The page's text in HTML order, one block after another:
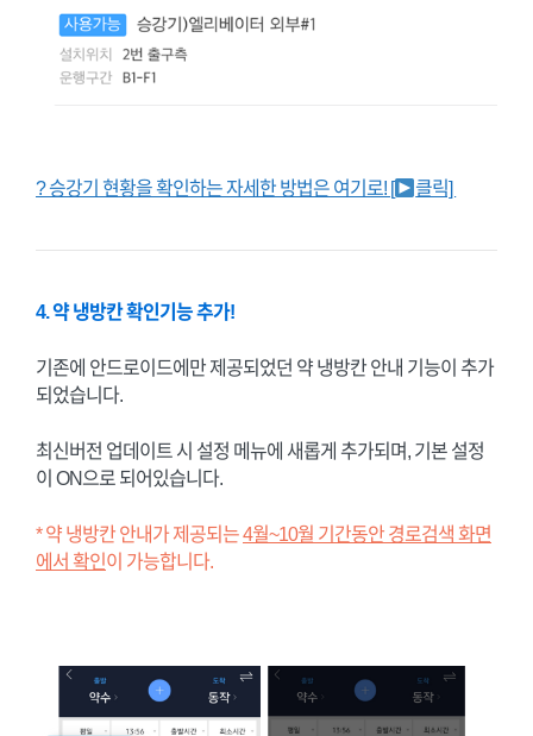
? 승강기 현황을 확인하는 자세한 방법은 여기로! [ 클릭]
4. 약 냉방칸 확인기능 추가!
기존에 안드로이드에만 제공되었던 약 냉방칸 안내 기능이 추가
되었습니다.
최신버전 업데이트 시 설정 메뉴에 새롭게 추가되며, 기본 설정
이 ON으로 되어있습니다.
* 약 냉방칸 안내가 제공되는4월~10월 기간동안 경로검색 화면
에서 확인이 가능합니다.